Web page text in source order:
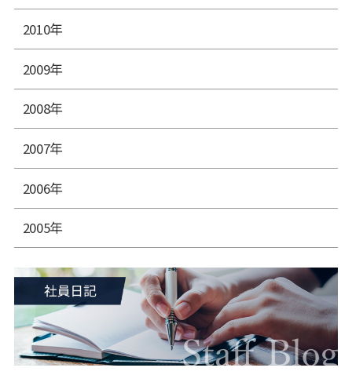
2010年
2009年
2008年
2007年
2006年
2005年